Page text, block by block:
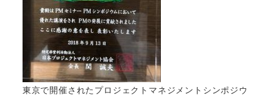
東京で開催されたプロジェクトマネジメントシンポジウ